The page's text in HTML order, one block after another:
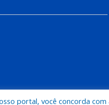
portal, você concorda com